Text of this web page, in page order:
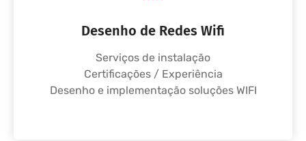
Desenho de Redes Wifi
Serviços de instalação
Certificações / Experiência
Desenho e implementação soluções WIFI